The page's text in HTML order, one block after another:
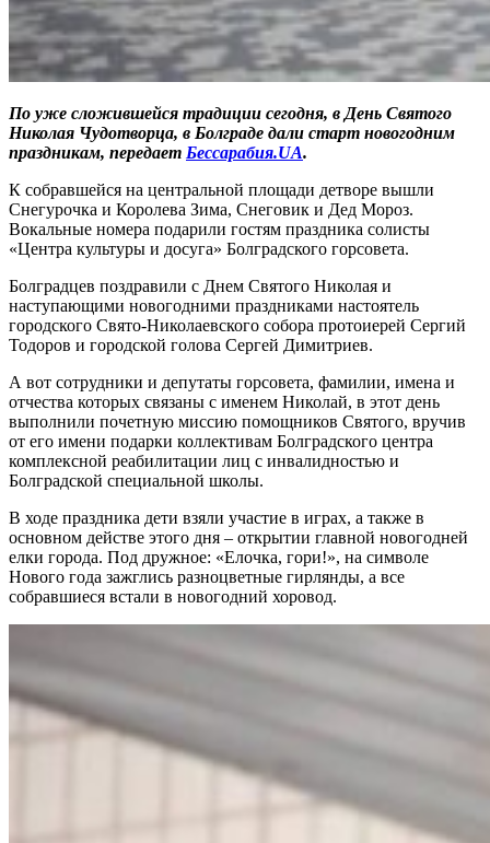
По уже сложившейся традиции сегодня, в День Святого
Николая Чудотворца, в Болграде дали старт новогодним
праздникам, передает Бессарабия.UA.
К собравшейся на центральной площади детворе вышли
Снегурочка и Королева Зима, Снеговик и Дед Мороз.
Вокальные номера подарили гостям праздника солисты
«Центра культуры и досуга» Болградского горсовета.
Болградцев поздравили с Днем Святого Николая и
наступающими новогодними праздниками настоятель
городского Свято-Николаевского собора протоиерей Сергий
Тодоров и городской голова Сергей Димитриев.
А вот сотрудники и депутаты горсовета, фамилии, имена и
отчества которых связаны с именем Николай, в этот день
выполнили почетную миссию помощников Святого, вручив
от его имени подарки коллективам Болградского центра
комплексной реабилитации лиц с инвалидностью и
Болградской специальной школы.
В ходе праздника дети взяли участие в играх, а также в
основном действе этого дня – открытии главной новогодней
елки города. Под дружное: «Елочка, гори!», на символе
Нового года зажглись разноцветные гирлянды, а все
собравшиеся встали в новогодний хоровод.